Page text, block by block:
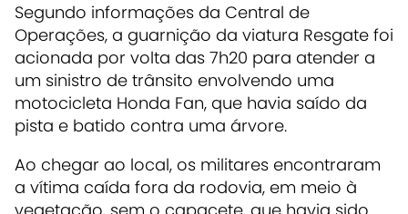
Segundo informações da Central de
Operações, a guarnição da viatura Resgate foi
acionada por volta das 7h20 para atender a
um sinistro de trânsito envolvendo uma
motocicleta Honda Fan, que havia saído da
pista e batido contra uma árvore.
Ao chegar ao local, os militares encontraram
a vítima caída fora da rodovia, em meio à